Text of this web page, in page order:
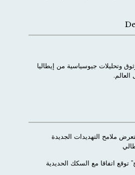
وتحليلات جيوسياسية من إيطاليا
العالم.
ملامح التهديدات الجديدة
توقع اتفاقا مع السكك الحديدية